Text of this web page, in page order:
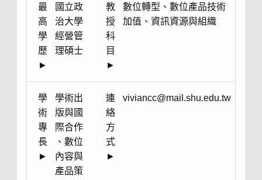
最
高
學
歷
►
國立政
治大學
經營管
理碩士
教
授
科
目
►
數位轉型、數位產品技術
加值、資訊資源與組織
學
術
專
長
►
學術出
版與國
際合作
、數位
內容與
產品策
連
絡
方
式
►
viviancc@mail.shu.edu.tw